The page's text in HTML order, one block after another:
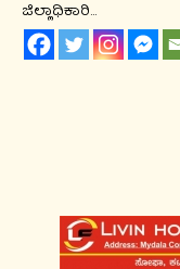
ಜಿಲ್ಲಾಧಿಕಾರಿ…